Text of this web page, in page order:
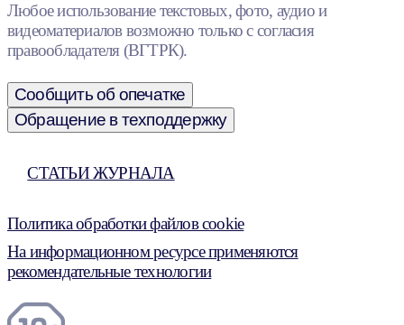
Любое использование текстовых, фото, аудио и
видеоматериалов возможно только с согласия
правообладателя (ВГТРК).
Сообщить об опечатке
Обращение в техподдержку
СТАТЬИ ЖУРНАЛА
Политика обработки файлов cookie
На информационном ресурсе применяются
рекомендательные технологии